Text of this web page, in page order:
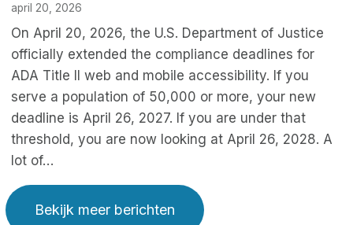
april 20, 2026
On April 20, 2026, the U.S. Department of Justice
officially extended the compliance deadlines for
ADA Title II web and mobile accessibility. If you
serve a population of 50,000 or more, your new
deadline is April 26, 2027. If you are under that
threshold, you are now looking at April 26, 2028. A
lot of…
Bekijk meer berichten